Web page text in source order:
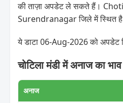
की ताज़ा अपडेट ले सकते हैं।
Surendranagar जिले में स्थित
ये डाटा 06-Aug-2026 को अपडेट
चोटिला मंडी में अनाज का भाव
अनाज